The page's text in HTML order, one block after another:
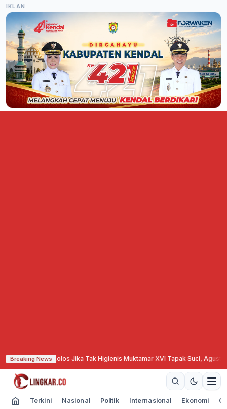
IKLAN
Breaking News
Tak Lolos Jika Tak Higienis·Muktamar XVI Tapak Suci, Agustina
Terkini Nasional Politik Internasional Ekonomi